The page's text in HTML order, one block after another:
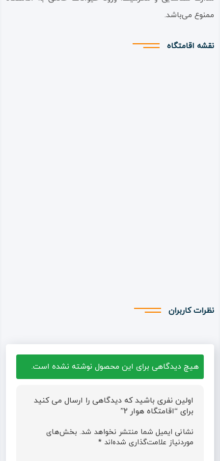
ممنوع می‌باشد.
نقشه اقامتگاه
نظرات کاربران
هیچ دیدگاهی برای این محصول نوشته نشده است.
اولین نفری باشید که دیدگاهی را ارسال می کنید
برای “اقامتگاه هوار 2”
نشانی ایمیل شما منتشر نخواهد شد. بخش‌های
موردنیاز علامت‌گذاری شده‌اند *